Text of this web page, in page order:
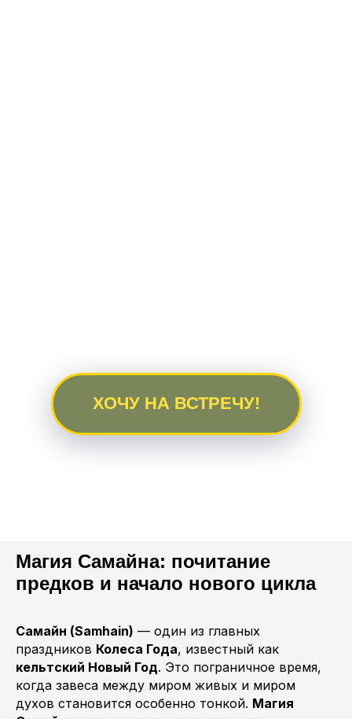
ХОЧУ НА ВСТРЕЧУ!
Магия Самайна: почитание
предков и начало нового цикла
Самайн (Samhain) — один из главных
праздников Колеса Года, известный как
кельтский Новый Год. Это пограничное время,
когда завеса между миром живых и миром
духов становится особенно тонкой. Магия